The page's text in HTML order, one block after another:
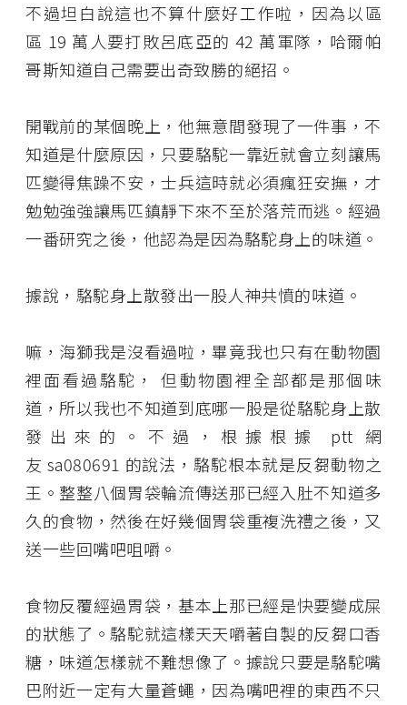
不過坦白說這也不算什麼好工作啦，因為以區
區 19 萬人要打敗呂底亞的 42 萬軍隊，哈爾帕
哥斯知道自己需要出奇致勝的絕招。
開戰前的某個晚上，他無意間發現了一件事，不
知道是什麼原因，只要駱駝一靠近就會立刻讓馬
匹變得焦躁不安，士兵這時就必須瘋狂安撫，才
勉勉強強讓馬匹鎮靜下來不至於落荒而逃。經過
一番研究之後，他認為是因為駱駝身上的味道。
據說，駱駝身上散發出一股人神共憤的味道。
嘛，海獅我是沒看過啦，畢竟我也只有在動物園
裡面看過駱駝， 但動物園裡全部都是那個味
道，所以我也不知道到底哪一股是從駱駝身上散
發出來的。不過，根據根據 ptt 網
友 sa080691 的說法，駱駝根本就是反芻動物之
王。整整八個胃袋輪流傳送那已經入肚不知道多
久的食物，然後在好幾個胃袋重複洗禮之後，又
送一些回嘴吧咀嚼。
食物反覆經過胃袋，基本上那已經是快要變成屎
的狀態了。駱駝就這樣天天嚼著自製的反芻口香
糖，味道怎樣就不難想像了。據說只要是駱駝嘴
巴附近一定有大量蒼蠅，因為嘴吧裡的東西不只